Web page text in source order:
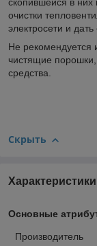
скопившейся в
очистки
электросети и
Не рекомендуется
чистящие порошки,
средства.
Скрыть
Характеристики
Основные
Производитель